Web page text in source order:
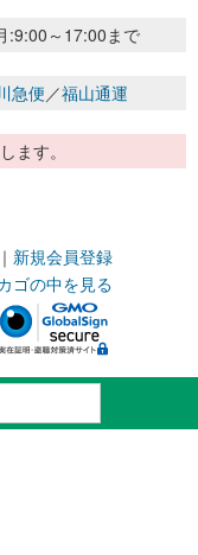
:9:00～17:00まで
急便／福山通運
ます。
｜ 新規会員登録
ゴの中を見る